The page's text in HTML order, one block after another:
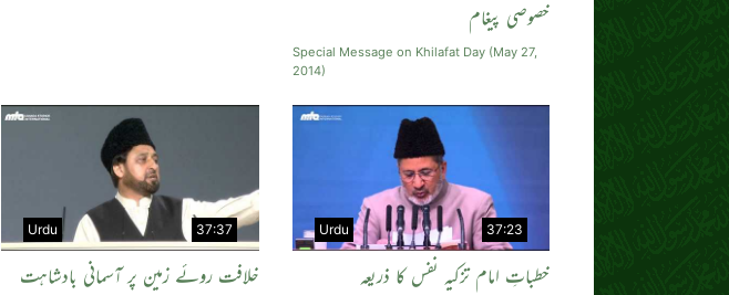
خصوصی پیغام
Special Message on Khilafat Day (May 27,
2014)
37:37
Urdu
خلافت روئے زمین پر آسمانی بادشاہت
37:23
Urdu
خطباتِ امام تزکیہ نفس کا ذریعہ